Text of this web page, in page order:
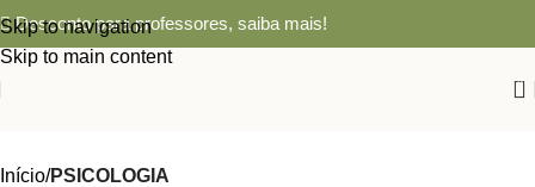
Skip to navigation
Skip to main content
Desconto para professores, saiba mais!
0
Início PSICOLOGIA